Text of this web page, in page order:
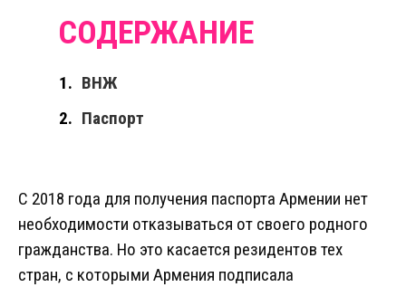
ВНЖ
Паспорт
С 2018 года для получения паспорта Армении нет
необходимости отказываться от своего родного
гражданства. Но это касается резидентов тех
стран, с которыми Армения подписала